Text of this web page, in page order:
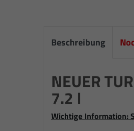
Beschreibung
NEUER
7.2 l
Wichtige Information: